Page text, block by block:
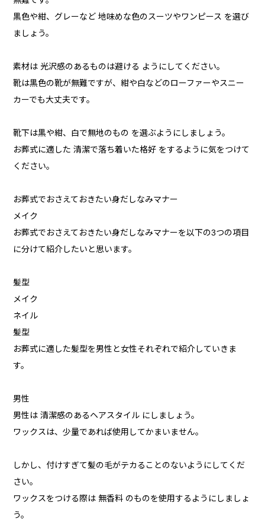
黒色や紺、グレーなど 地味めな色のスーツやワンピース を選び
ましょう。
素材は 光沢感のあるものは避ける ようにしてください。
靴は黒色の靴が無難ですが、紺や白などのローファーやスニー
カーでも大丈夫です。
靴下は黒や紺、白で無地のもの を選ぶようにしましょう。
お葬式に適した 清潔で落ち着いた格好 をするように気をつけて
ください。
お葬式でおさえておきたい身だしなみマナー
メイク
お葬式でおさえておきたい身だしなみマナーを以下の3つの項目
に分けて紹介したいと思います。
髪型
メイク
ネイル
髪型
お葬式に適した髪型を男性と女性それぞれで紹介していきま
す。
男性
男性は 清潔感のあるヘアスタイル にしましょう。
ワックスは、少量であれば使用してかまいません。
しかし、付けすぎて髪の毛がテカることのないようにしてくだ
さい。
ワックスをつける際は 無香料 のものを使用するようにしましょ
う。